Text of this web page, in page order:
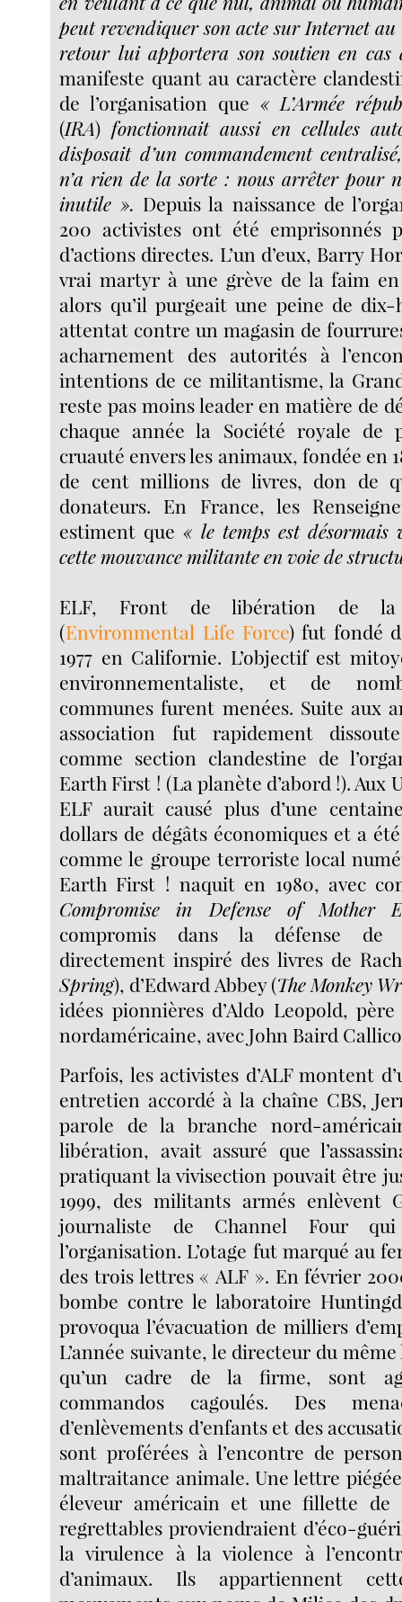
peut revendiquer son acte sur Internet au
retour lui apportera son soutien en cas
manifeste quant au caractère
de l’organisation que « L’Armée
(IRA) fonctionnait aussi en cellules
disposait d’un commandement
n’a rien de la sorte : nous arrêter pour
inutile ». Depuis la naissance de
200 activistes ont été emprisonnés
d’actions directes. L’un d’eux, Barry
vrai martyr à une grève de la faim en
alors qu’il purgeait une peine de
attentat contre un magasin de
acharnement des autorités à
intentions de ce militantisme, la
reste pas moins leader en matière de
chaque année la Société royale de
cruauté envers les animaux, fondée en
de cent millions de livres, don de
donateurs. En France, les
estiment que « le temps est désormais
cette mouvance militante en voie de
ELF, Front de libération de
(Environmental Life Force) fut fondé
1977 en Californie. L’objectif est
environnementaliste, et de
communes furent menées. Suite aux
association fut rapidement
comme section clandestine de
Earth First ! (La planète d’abord !). Aux
ELF aurait causé plus d’une
dollars de dégâts économiques et a
comme le groupe terroriste local
Earth First ! naquit en 1980, avec
Compromise in Defense of Mother
compromis dans la défense de
directement inspiré des livres de
Spring), d’Edward Abbey (The Monkey
idées pionnières d’Aldo Leopold,
nordaméricaine, avec John Baird
Parfois, les activistes d’ALF montent
entretien accordé à la chaîne CBS,
parole de la branche nord-
libération, avait assuré que
pratiquant la vivisection pouvait être
1999, des militants armés enlèvent
journaliste de Channel Four
l’organisation. L’otage fut marqué au
des trois lettres « ALF ». En février
bombe contre le laboratoire
provoqua l’évacuation de milliers
L’année suivante, le directeur du
qu’un cadre de la firme, sont
commandos cagoulés. Des
d’enlèvements d’enfants et des
sont proférées à l’encontre de
maltraitance animale. Une lettre
éleveur américain et une fillette de
regrettables proviendraient d’éco-
la virulence à la violence à
d’animaux. Ils appartiennent